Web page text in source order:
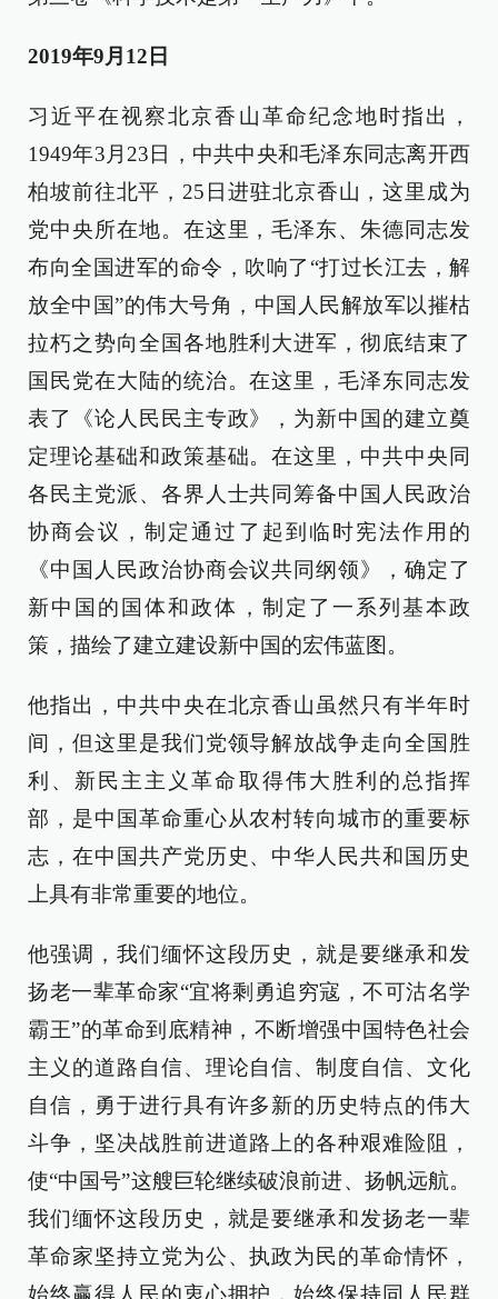
2019年9月12日
习近平在视察北京香山革命纪念地时指出，
1949年3月23日，中共中央和毛泽东同志离开西
柏坡前往北平，25日进驻北京香山，这里成为
党中央所在地。在这里，毛泽东、朱德同志发
布向全国进军的命令，吹响了“打过长江去，解
放全中国”的伟大号角，中国人民解放军以摧枯
拉朽之势向全国各地胜利大进军，彻底结束了
国民党在大陆的统治。在这里，毛泽东同志发
表了《论人民民主专政》，为新中国的建立奠
定理论基础和政策基础。在这里，中共中央同
各民主党派、各界人士共同筹备中国人民政治
协商会议，制定通过了起到临时宪法作用的
《中国人民政治协商会议共同纲领》，确定了
新中国的国体和政体，制定了一系列基本政
策，描绘了建立建设新中国的宏伟蓝图。
他指出，中共中央在北京香山虽然只有半年时
间，但这里是我们党领导解放战争走向全国胜
利、新民主主义革命取得伟大胜利的总指挥
部，是中国革命重心从农村转向城市的重要标
志，在中国共产党历史、中华人民共和国历史
上具有非常重要的地位。
他强调，我们缅怀这段历史，就是要继承和发
扬老一辈革命家“宜将剩勇追穷寇，不可沽名学
霸王”的革命到底精神，不断增强中国特色社会
主义的道路自信、理论自信、制度自信、文化
自信，勇于进行具有许多新的历史特点的伟大
斗争，坚决战胜前进道路上的各种艰难险阻，
使“中国号”这艘巨轮继续破浪前进、扬帆远航。
我们缅怀这段历史，就是要继承和发扬老一辈
革命家坚持立党为公、执政为民的革命情怀，
始终赢得人民的衷心拥护，始终保持同人民群